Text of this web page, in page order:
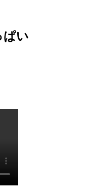
ぱい